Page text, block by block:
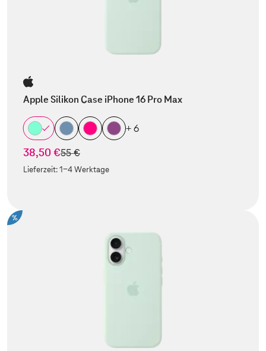
Apple Silikon Case iPhone 16 Pro Max
+ 6
38,50 €statt
55 €
Lieferzeit:1-4 Werktage
%